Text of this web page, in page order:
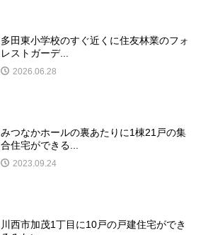
多田東小学校のすぐ近くに住友林業のフォ
レストガーデ...
2026.06.28
みつなかホールの裏あたりに1棟21戸の集
合住宅ができる...
2023.09.24
川西市加茂1丁目に10戸の戸建住宅ができ